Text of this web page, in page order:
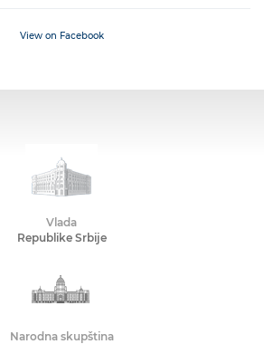
View on Facebook
Vlada
Republike Srbije
Narodna skupština